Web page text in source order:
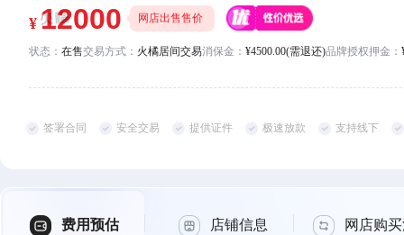
网店出售售价
状态： 在售交易方式： 火橘居间交易消保金： ¥4500.00(需退还)品牌授权押金：
签署合同 安全交易 提供证件 极速放款 支持线下
费用预估 店铺信息 网店购